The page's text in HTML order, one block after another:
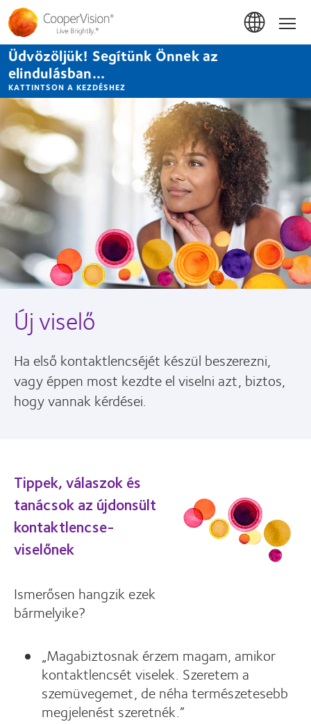
Ugrás
tartalomra
Üdvözöljük! Segítünk Önnek az
elindulásban...
KATTINTSON A KEZDÉSHEZ
Új viselő
Ha első kontaktlencséjét készül beszerezni,
vagy éppen most kezdte el viselni azt, biztos,
hogy vannak kérdései.
Tippek, válaszok és
tanácsok az újdonsült
kontaktlencse-
viselőnek
Ismerősen hangzik ezek
bármelyike?
„Magabiztosnak érzem magam, amikor
kontaktlencsét viselek. Szeretem a
szemüvegemet, de néha természetesebb
megjelenést szeretnék.”